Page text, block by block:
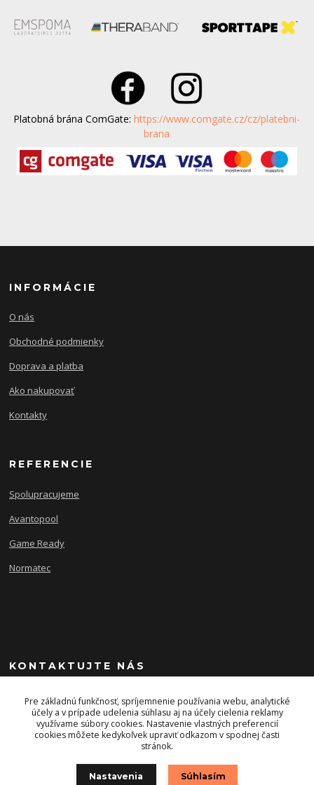
Platobná brána ComGate:https://www.comgate.cz/cz/platebni-
brana
INFORMÁCIE
O nás
Obchodné podmienky
Doprava a platba
Ako nakupovať
Kontakty
REFERENCIE
Spolupracujeme
Avantopool
Game Ready
Normatec
KONTAKTUJTE NÁS
+421 903 243 393
info@energysport.sk
Pre základnú funkčnosť, spríjemnenie používania webu, analytické
účely a v prípade udelenia súhlasu aj na účely cielenia reklamy
využívame súbory cookies. Nastavenie vlastných preferencií
cookies môžete kedykoľvek upraviť odkazom v spodnej časti
stránok.
Nastavenia Súhlasím